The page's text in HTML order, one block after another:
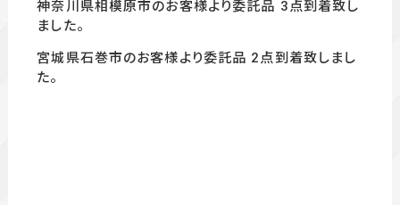
神奈川県相模原市のお客様より委託品 3点到着致し
ました。
宮城県石巻市のお客様より委託品 2点 到着致しまし
た。